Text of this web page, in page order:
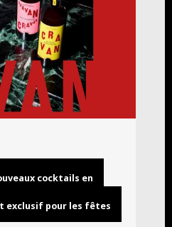
cocktails en
exclusif pour les fêtes